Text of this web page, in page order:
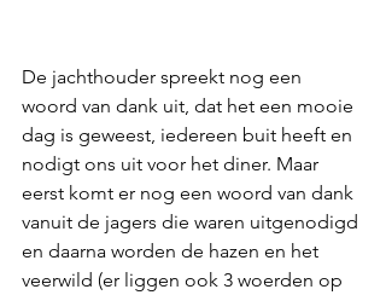
De jachthouder spreekt nog een
woord van dank uit, dat het een mooie
dag is geweest, iedereen buit heeft en
nodigt ons uit voor het diner. Maar
eerst komt er nog een woord van dank
vanuit de jagers die waren uitgenodigd
en daarna worden de hazen en het
veerwild (er liggen ook 3 woerden op